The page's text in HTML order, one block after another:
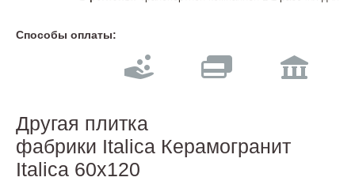
Способы оплаты:
Другая плитка
фабрики Italica Керамогранит
Italica 60х120